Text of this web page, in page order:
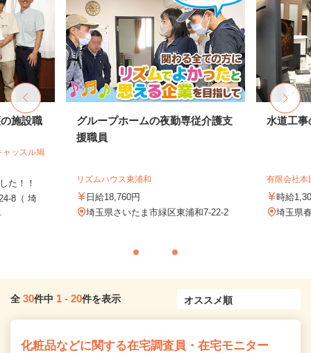
施設職
ッスル鳩
た！！
8（ 埼
グループホームの夜勤専従介護支
援職員
リズムハウス東浦和
日給18,760円
埼玉県さいたま市緑区東浦和7-22-2
水道工
有限会社本
時給
埼玉県
全 30件中 1 - 20件を表示
化粧品などに関する在宅調査員・在宅モニター